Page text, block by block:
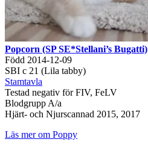
Popcorn (SP SE*Stellani’s Bugatti)
Född 2014-12-09
SBI c 21 (Lila tabby)
Stamtavla
Testad negativ för FIV, FeLV
Blodgrupp A/a
Hjärt- och Njurscannad 2015, 2017
Läs mer om Poppy